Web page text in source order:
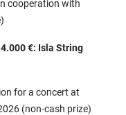
cooperation with
€: Isla String
for a concert at
(non-cash prize)